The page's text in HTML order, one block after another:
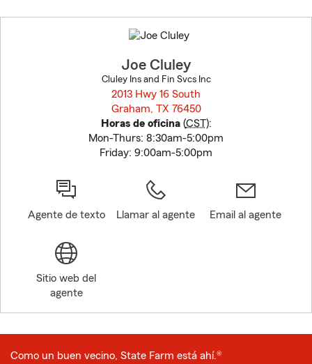
to
before
Joe Cluley
Cluley Ins and Fin Svcs Inc
2013 Hwy 16 South
Graham, TX 76450
Horas de oficina(CST):
Mon-Thurs: 8:30am-5:00pm
Friday: 9:00am-5:00pm
Agente de texto Llamar al agente Email al agente
Sitio web del
agente
Como un buen vecino, State Farm está ahí.®